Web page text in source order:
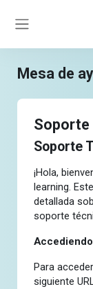
Mesa de
Soporte
¡Hola,
learning.
detallada
soporte
Para
siguiente